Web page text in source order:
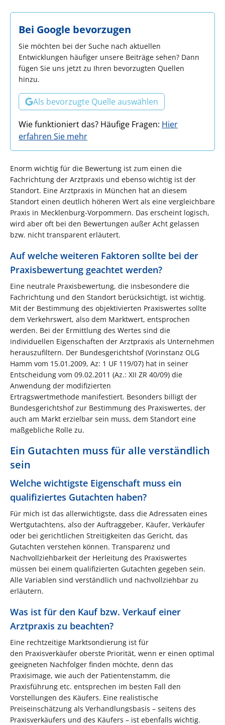
Bei Google bevorzugen
Sie möchten bei der Suche nach aktuellen
Entwicklungen häufiger unsere Beiträge sehen? Dann
fügen Sie uns jetzt zu Ihren bevorzugten Quellen
hinzu.
Als bevorzugte Quelle auswählen
Wie funktioniert das? Häufige Fragen: Hier
erfahren Sie mehr
Enorm wichtig für die Bewertung ist zum einen die
Fachrichtung der Arztpraxis und ebenso wichtig ist der
Standort. Eine Arztpraxis in München hat an diesem
Standort einen deutlich höheren Wert als eine vergleichbare
Praxis in Mecklenburg-Vorpommern. Das erscheint logisch,
wird aber oft bei den Bewertungen außer Acht gelassen
bzw. nicht transparent erläutert.
Auf welche weiteren Faktoren sollte bei der
Praxisbewertung geachtet werden?
Eine neutrale Praxisbewertung, die insbesondere die
Fachrichtung und den Standort berücksichtigt, ist wichtig.
Mit der Bestimmung des objektivierten Praxiswertes sollte
dem Verkehrswert, also dem Marktwert, entsprochen
werden. Bei der Ermittlung des Wertes sind die
individuellen Eigenschaften der Arztpraxis als Unternehmen
herauszufiltern. Der Bundesgerichtshof (Vorinstanz OLG
Hamm vom 15.01.2009, Az: 1 UF 119/07) hat in seiner
Entscheidung vom 09.02.2011 (Az.: XII ZR 40/09) die
Anwendung der modifizierten
Ertragswertmethode manifestiert. Besonders billigt der
Bundesgerichtshof zur Bestimmung des Praxiswertes, der
auch am Markt erzielbar sein muss, dem Standort eine
maßgebliche Rolle zu.
Ein Gutachten muss für alle verständlich
sein
Welche wichtigste Eigenschaft muss ein
qualifiziertes Gutachten haben?
Für mich ist das allerwichtigste, dass die Adressaten eines
Wertgutachtens, also der Auftraggeber, Käufer, Verkäufer
oder bei gerichtlichen Streitigkeiten das Gericht, das
Gutachten verstehen können. Transparenz und
Nachvollziehbarkeit der Herleitung des Praxiswertes
müssen bei einem qualifizierten Gutachten gegeben sein.
Alle Variablen sind verständlich und nachvollziehbar zu
erläutern.
Was ist für den Kauf bzw. Verkauf einer
Arztpraxis zu beachten?
Eine rechtzeitige Marktsondierung ist für
den Praxisverkäufer oberste Priorität, wenn er einen optimal
geeigneten Nachfolger finden möchte, denn das
Praxisimage, wie auch der Patientenstamm, die
Praxisführung etc. entsprechen im besten Fall den
Vorstellungen des Käufers. Eine realistische
Preiseinschätzung als Verhandlungsbasis – seitens des
Praxisverkäufers und des Käufers – ist ebenfalls wichtig.